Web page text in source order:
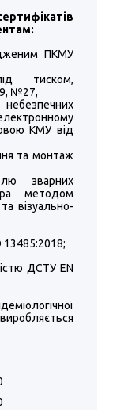
ПКМУ
тиском,
№27,
КМУ від
та монтаж
зварних
методом
візуально-
13485:2018;
ДСТУ EN